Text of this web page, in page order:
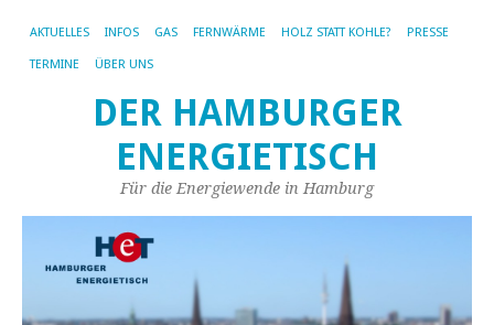
AKTUELLES INFOS GAS FERNWÄRME HOLZ STATT KOHLE? PRESSE
TERMINE ÜBER UNS
DER HAMBURGER
ENERGIETISCH
Für die Energiewende in Hamburg